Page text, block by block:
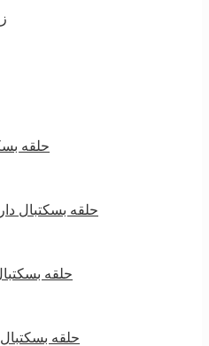
حلقه
حلقه بسکتبال
حلقه
حلقه